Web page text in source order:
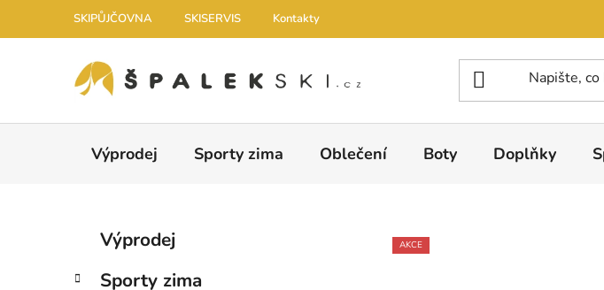
Přejít na obsahSKIPŮJČOVNA SKISERVIS Kontakty
Výprodej Sporty zima Oblečení Boty Doplňky
Postranní panel
Přeskočit kategorie
Kategorie
Výprodej
Sporty zima
AKCE